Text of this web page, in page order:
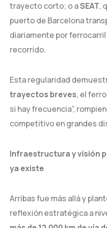
trayecto corto; o aSEAT,
puerto de Barcelona
diariamente por ferrocarril
recorrido.
Esta regularidad
trayectos breves, el
si hay frecuencia”,
competitivo en grandes
Infraestructura y visión
ya existe
Arribas fue más allá y
reflexión estratégica a